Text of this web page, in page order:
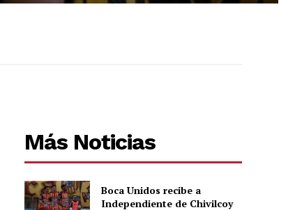
Más Noticias
Boca Unidos recibe a
Independiente de Chivilcoy